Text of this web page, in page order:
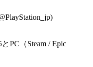
とPC（Steam / Epic